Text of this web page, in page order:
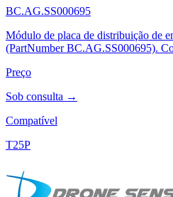
BC.AG.SS000695
Módulo de placa de distribuição de
(PartNumber BC.AG.SS000695).
Preço
Sob consulta →
Compatível
T25P